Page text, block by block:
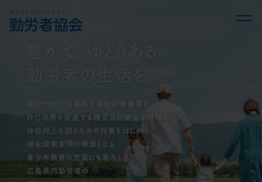
事業報告
事業内容
実施事業
奨学金貸与事業
講演会事業
福祉向上に関する調査研究事業